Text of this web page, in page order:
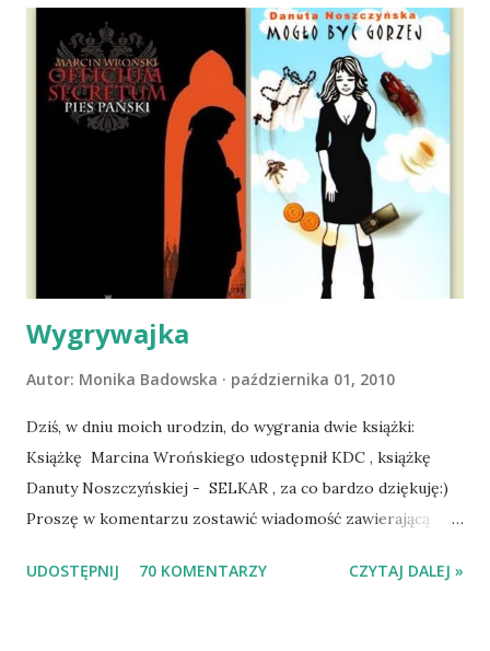
wspólnego życia przeczytacie TUTAJ i TUTAJ . Gdy już
nieco okrzepliśmy w codzienności z psem, a Amber - z
ludźmi i kotami, pojawił się pomysł na wspólny jesienny
wyjazd w Beskid Niski. Zanim to jednak się stało psica miała
atak padaczki, co spowodowało, że wyjazd odwołaliśmy,
wdrożyliśmy leczenie i od nowa zaczęliśmy oswajać z nami i
wspólnym życiem zdezorientowanego chorobą psa. Udało
się ustabilizować zawirowania zdrowotne i wówczas
zaczęliśmy się cieszyć sobą wzajemnie już na 100%.
Dopier...
Wygrywajka
Autor: Monika Badowska października 01, 2010
Dziś, w dniu moich urodzin, do wygrania dwie książki:
Książkę Marcina Wrońskiego udostępnił KDC , książkę
Danuty Noszczyńskiej - SELKAR , za co bardzo dziękuję:)
Proszę w komentarzu zostawić wiadomość zawierającą
Losowanie odbędzie się w niedzielę o 8:00. Zapraszam
UDOSTĘPNIJ 70 KOMENTARZY CZYTAJ DALEJ »